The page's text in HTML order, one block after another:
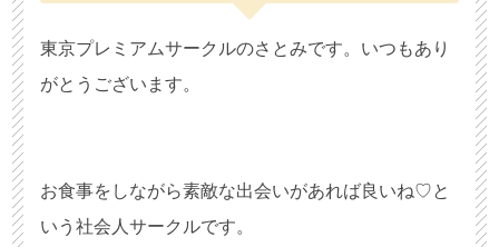
東京プレミアムサークルのさとみです。いつもあり
がとうございます。
お食事をしながら素敵な出会いがあれば良いね♡と
いう社会人サークルです。